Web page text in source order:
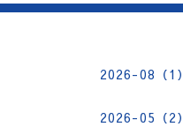
2026-08（1）
2026-05（2）